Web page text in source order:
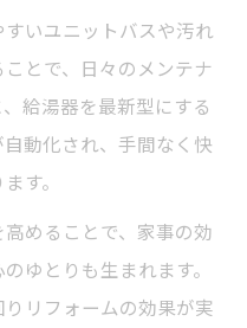
いユニットバスや汚れ
とで、日々のメンテナ
給湯器を最新型にする
動化され、手間なく快
す。
めることで、家事の効
ゆとりも生まれます。
リフォームの効果が実